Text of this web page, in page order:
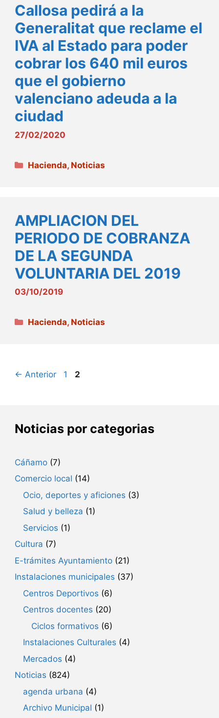
Callosa pedirá a la
Generalitat que reclame el
IVA al Estado para poder
cobrar los 640 mil euros
que el gobierno
valenciano adeuda a la
ciudad
27/02/2020
Categorías
Hacienda, Noticias
AMPLIACION DEL
PERIODO DE COBRANZA
DE LA SEGUNDA
VOLUNTARIA DEL 2019
03/10/2019
Categorías
Hacienda, Noticias
← Anterior Página
1 Página
2
Noticias por categorias
Cáñamo (7)
Comercio local (14)
Ocio, deportes y aficiones (3)
Salud y belleza (1)
Servicios (1)
Cultura (7)
E-trámites Ayuntamiento (21)
Instalaciones municipales (37)
Centros Deportivos (6)
Centros docentes (20)
Ciclos formativos (6)
Instalaciones Culturales (4)
Mercados (4)
Noticias (824)
agenda urbana (4)
Archivo Municipal (1)